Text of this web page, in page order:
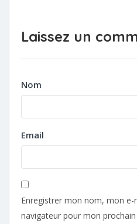
Laissez un
Nom
Email
Enregistrer mon nom, mon
navigateur pour mon